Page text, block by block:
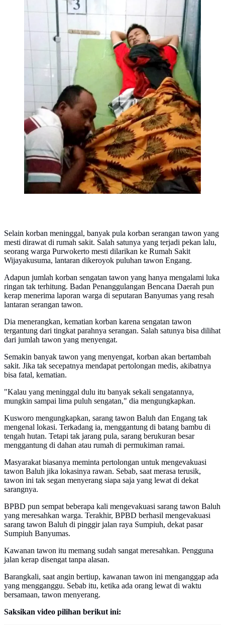
Selain korban meninggal, banyak pula korban serangan tawon yang
mesti dirawat di rumah sakit. Salah satunya yang terjadi pekan lalu,
seorang warga Purwokerto mesti dilarikan ke Rumah Sakit
Wijayakusuma, lantaran dikeroyok puluhan tawon Engang.
Adapun jumlah korban sengatan tawon yang hanya mengalami luka
ringan tak terhitung. Badan Penanggulangan Bencana Daerah pun
kerap menerima laporan warga di seputaran Banyumas yang resah
lantaran serangan tawon.
Dia menerangkan, kematian korban karena sengatan tawon
tergantung dari tingkat parahnya serangan. Salah satunya bisa dilihat
dari jumlah tawon yang menyengat.
Semakin banyak tawon yang menyengat, korban akan bertambah
sakit. Jika tak secepatnya mendapat pertolongan medis, akibatnya
bisa fatal, kematian.
"Kalau yang meninggal dulu itu banyak sekali sengatannya,
mungkin sampai lima puluh sengatan," dia mengungkapkan.
Kusworo mengungkapkan, sarang tawon Baluh dan Engang tak
mengenal lokasi. Terkadang ia, menggantung di batang bambu di
tengah hutan. Tetapi tak jarang pula, sarang berukuran besar
menggantung di dahan atau rumah di permukiman ramai.
Masyarakat biasanya meminta pertolongan untuk mengevakuasi
tawon Baluh jika lokasinya rawan. Sebab, saat merasa terusik,
tawon ini tak segan menyerang siapa saja yang lewat di dekat
sarangnya.
BPBD pun sempat beberapa kali mengevakuasi sarang tawon Baluh
yang meresahkan warga. Terakhir, BPBD berhasil mengevakuasi
sarang tawon Baluh di pinggir jalan raya Sumpiuh, dekat pasar
Sumpiuh Banyumas.
Kawanan tawon itu memang sudah sangat meresahkan. Pengguna
jalan kerap disengat tanpa alasan.
Barangkali, saat angin bertiup, kawanan tawon ini menganggap ada
yang mengganggu. Sebab itu, ketika ada orang lewat di waktu
bersamaan, tawon menyerang.
Saksikan video pilihan berikut ini: